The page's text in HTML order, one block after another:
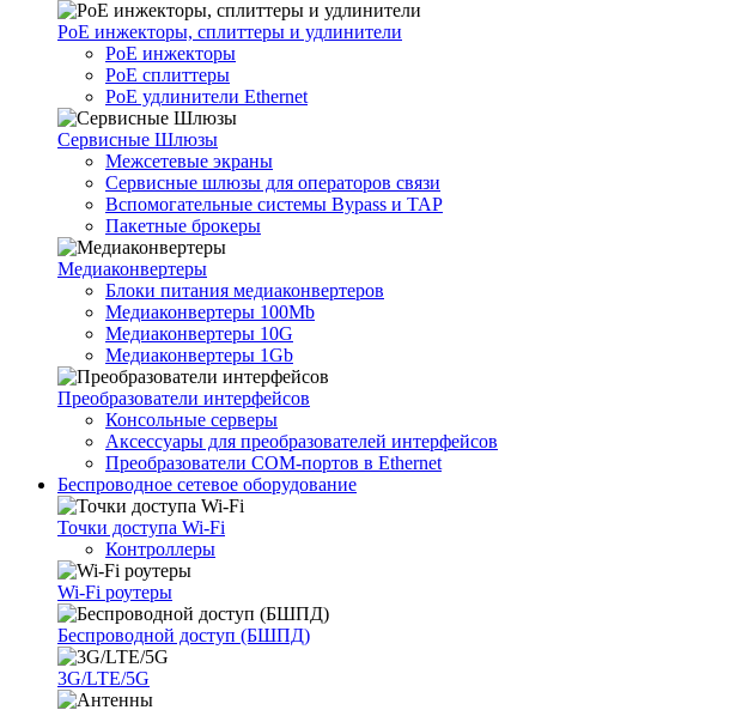
PoE инжекторы, сплиттеры и удлинители
PoE инжекторы
PoE сплиттеры
PoE удлинители Ethernet
Сервисные Шлюзы
Межсетевые экраны
Сервисные шлюзы для операторов связи
Вспомогательные системы Bypass и TAP
Пакетные брокеры
Медиаконвертеры
Блоки питания медиаконвертеров
Медиаконвертеры 100Mb
Медиаконвертеры 10G
Медиаконвертеры 1Gb
Преобразователи интерфейсов
Консольные серверы
Аксессуары для преобразователей интерфейсов
Преобразователи COM-портов в Ethernet
Беспроводное сетевое оборудование
Точки доступа Wi-Fi
Контроллеры
Wi-Fi роутеры
Беспроводной доступ (БШПД)
3G/LTE/5G